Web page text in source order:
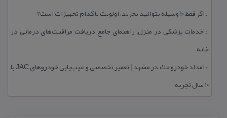
:: اگر فقط 10 وسیله بتوانید بخرید، اولویت با كدام تجهیزات است؟
:: خدمات پزشكی در منزل؛ راهنمای جامع دریافت مراقبت‌های درمانی در
خانه
::
امداد خودرو جك در مشهد | تعمیر تخصصی و عیب‌یابی خودروهای JAC با
۱۰ سال تجربه